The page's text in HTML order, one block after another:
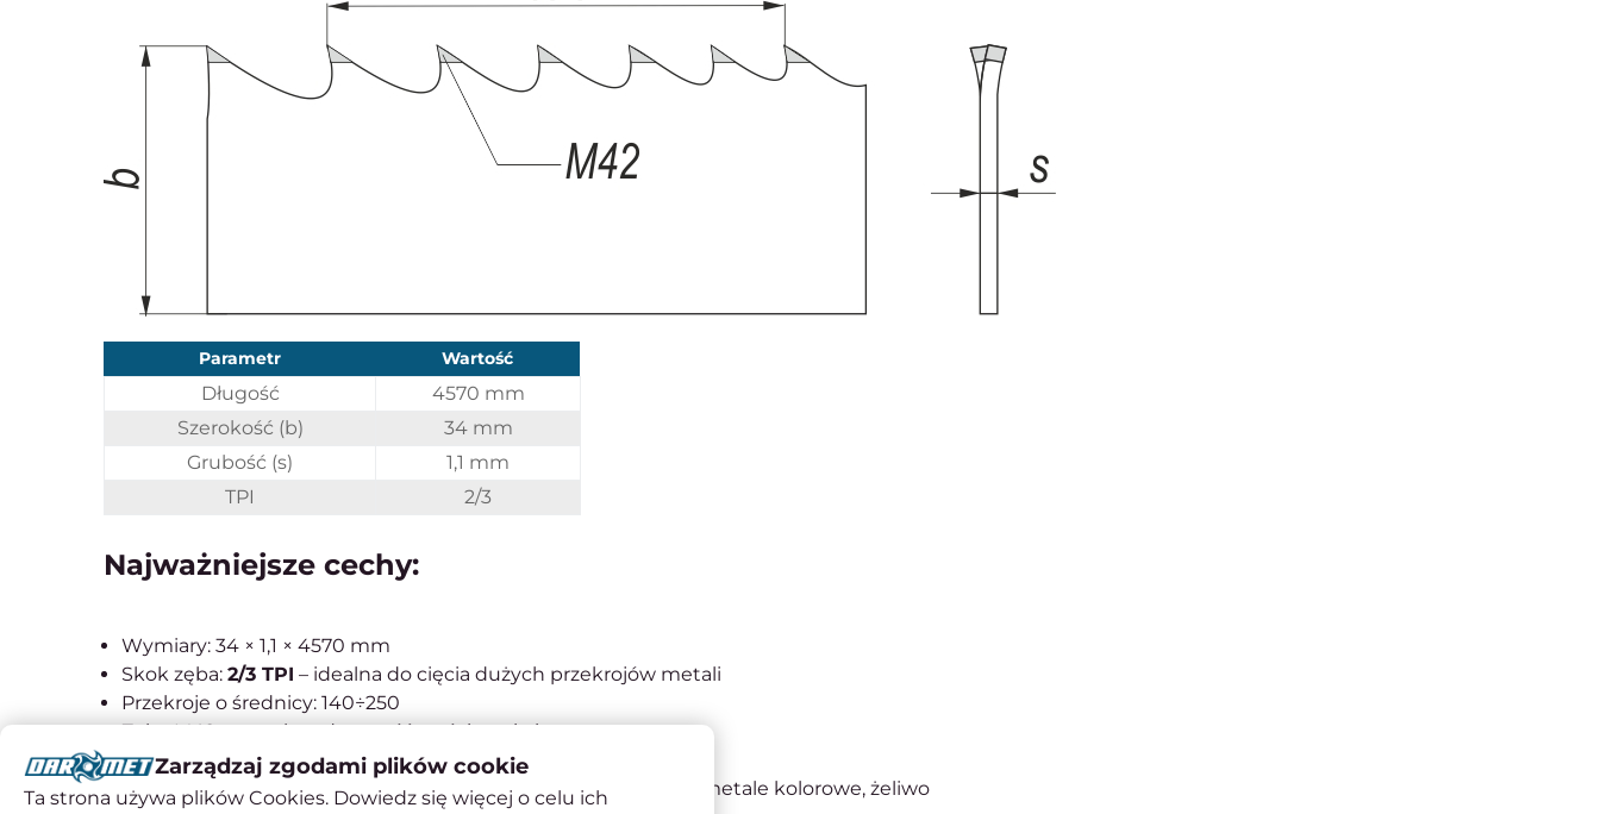
Parametr Wartość
Długość
4570 mm
Szerokość (b)
34 mm
Grubość (s)
1,1 mm
TPI
2/3
Najważniejsze cechy:
Wymiary: 34 × 1,1 × 4570 mm
Skok zęba: 2/3 TPI – idealna do cięcia dużych przekrojów metali
Przekroje o średnicy: 140÷250
Zęby M42 – wysoka odporność na ścieranie i temperaturę
Zmienna podziałka – redukcja wibracji i płynniejsza praca
Przeznaczenie: stal konstrukcyjna, nierdzewna, automatowa, metale kolorowe, żeliwo
Zarządzaj zgodami plików cookie
Ta strona używa plików Cookies. Dowiedz się więcej o celu ich